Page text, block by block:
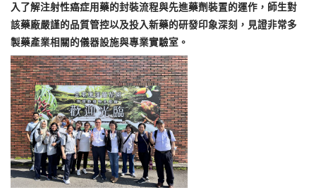
入了解注射性癌症用藥的封裝流程與先進藥劑裝置的運作，師生對
該藥廠嚴謹的品質管控以及投入新藥的研發印象深刻，見證非常多
製藥產業相關的儀器設施與專業實驗室。